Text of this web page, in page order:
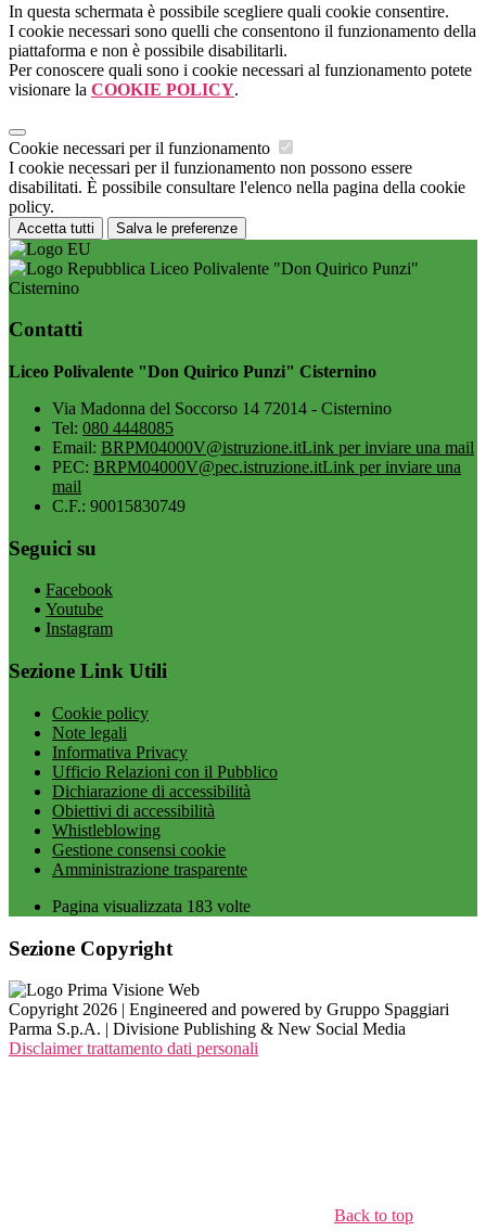
In questa schermata è possibile scegliere quali cookie consentire.
I cookie necessari sono quelli che consentono il funzionamento della
piattaforma e non è possibile disabilitarli.
Per conoscere quali sono i cookie necessari al funzionamento potete
visionare la COOKIE POLICY.
Cookie necessari per il funzionamento
I cookie necessari per il funzionamento non possono essere
disabilitati. È possibile consultare l'elenco nella pagina della cookie
policy.
Accetta tutti Salva le preferenze
Liceo Polivalente "Don Quirico Punzi"
Cisternino
Contatti
Liceo Polivalente "Don Quirico Punzi" Cisternino
Via Madonna del Soccorso 14 72014 - Cisternino
Tel: 080 4448085
Email: BRPM04000V@istruzione.itLink per inviare una mail
PEC: BRPM04000V@pec.istruzione.itLink per inviare una
mail
C.F.: 90015830749
Seguici su
Facebook
Youtube
Instagram
Sezione Link Utili
Cookie policy
Note legali
Informativa Privacy
Ufficio Relazioni con il Pubblico
Dichiarazione di accessibilità
Obiettivi di accessibilità
Whistleblowing
Gestione consensi cookie
Amministrazione trasparente
Pagina visualizzata 183 volte
Sezione Copyright
Copyright 2026 | Engineered and powered by Gruppo Spaggiari
Parma S.p.A. | Divisione Publishing & New Social Media
Disclaimer trattamento dati personali
Back to top